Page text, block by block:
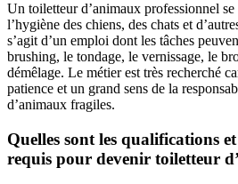
Un toiletteur d’animaux professionnel se
l’hygiène des chiens, des chats et
s’agit d’un emploi dont les tâches
brushing, le tondage, le vernissage, le
démêlage. Le métier est très recherché
patience et un grand sens de la
d’animaux fragiles.
Quelles sont les qualifications
requis pour devenir toiletteur